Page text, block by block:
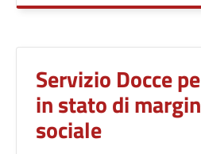
Servizio Docce
in stato di
sociale